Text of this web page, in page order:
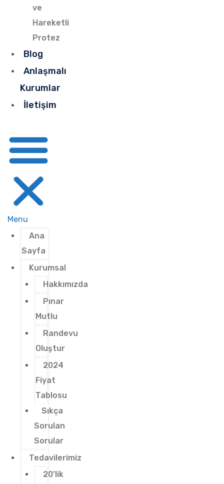
ve
Hareketli
Protez
Blog
Anlaşmalı
Kurumlar
İletişim
Menu
Ana
Sayfa
Kurumsal
Hakkımızda
Pınar
Mutlu
Randevu
Oluştur
2024
Fiyat
Tablosu
Sıkça
Sorulan
Sorular
Tedavilerimiz
20’lik